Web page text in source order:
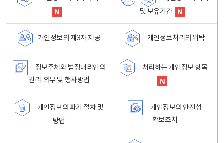
및 보유기간
개인정보의 제3자 제공 개인정보처리의 위탁
정보주체와 법정대리인의
권리·의무 및 행사방법
처리하는 개인정보 항목
개인정보의 파기 절차 및
방법
개인정보의 안전성
확보조치